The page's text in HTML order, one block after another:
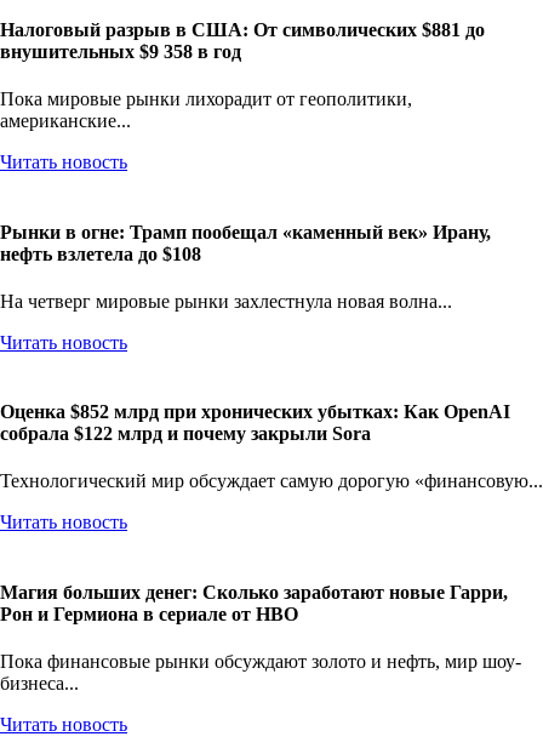
Налоговый разрыв в США: От символических $881 до
внушительных $9 358 в год
Пока мировые рынки лихорадит от геополитики,
американские...
Читать новость
Рынки в огне: Трамп пообещал «каменный век» Ирану,
нефть взлетела до $108
На четверг мировые рынки захлестнула новая волна...
Читать новость
Оценка $852 млрд при хронических убытках: Как OpenAI
собрала $122 млрд и почему закрыли Sora
Технологический мир обсуждает самую дорогую «финансовую...
Читать новость
Магия больших денег: Сколько заработают новые Гарри,
Рон и Гермиона в сериале от HBO
Пока финансовые рынки обсуждают золото и нефть, мир шоу-
бизнеса...
Читать новость